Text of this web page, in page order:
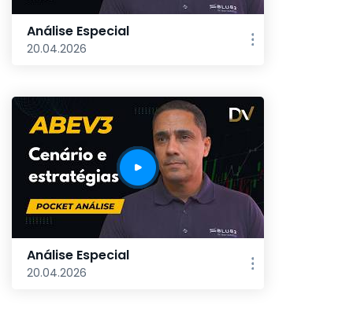
Análise Especial
20.04.2026
Análise Especial
20.04.2026